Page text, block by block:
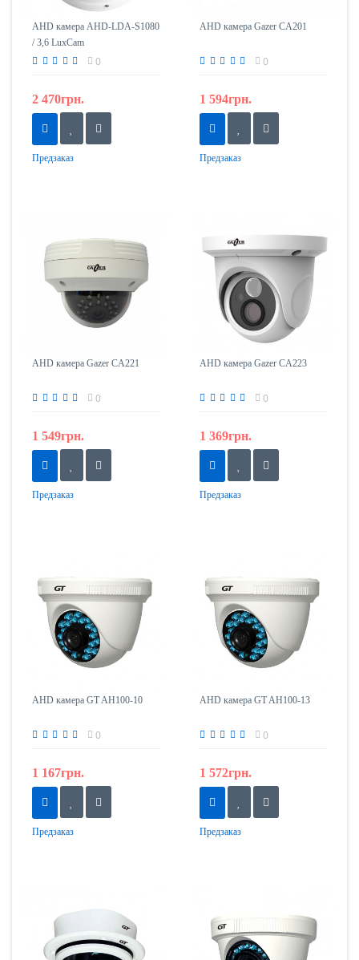
AHD камера AHD-LDA-S1080
/ 3,6 LuxCam
0
2 470грн.
Предзаказ
AHD камера Gazer CA201
0
1 594грн.
Предзаказ
AHD камера Gazer CA221
0
1 549грн.
Предзаказ
AHD камера Gazer CA223
0
1 369грн.
Предзаказ
AHD камера GT AH100-10
0
1 167грн.
Предзаказ
AHD камера GT AH100-13
0
1 572грн.
Предзаказ